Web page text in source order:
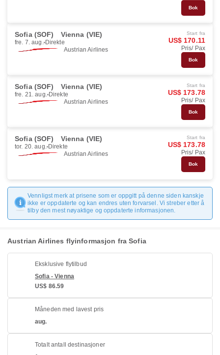
Bok
Sofia (SOF) Vienna (VIE)
fre. 7. aug. Direkte
Austrian Airlines
Start fra
US$ 170.11
Pris/ Pax
Bok
Sofia (SOF) Vienna (VIE)
fre. 21. aug. Direkte
Austrian Airlines
Start fra
US$ 173.78
Pris/ Pax
Bok
Sofia (SOF) Vienna (VIE)
tor. 20. aug. Direkte
Austrian Airlines
Start fra
US$ 173.78
Pris/ Pax
Bok
Vennligst merk at prisene som er oppgitt på denne siden kanskje
ikke er oppdaterte og kan endres uten forvarsel. Vi streber etter å
tilby den mest nøyaktige og oppdaterte informasjonen.
Austrian Airlines flyinformasjon fra Sofia
Eksklusive flytilbud
Sofia - Vienna
US$ 86.59
Måneden med lavest pris
aug.
Totalt antall destinasjoner